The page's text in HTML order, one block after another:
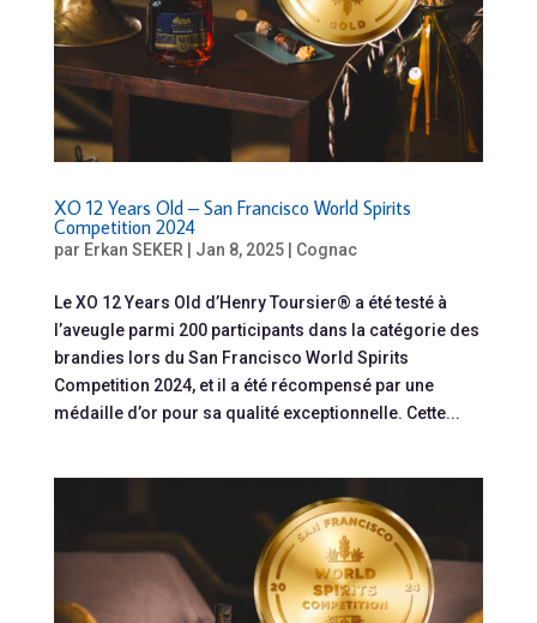
XO 12 Years Old – San Francisco World Spirits
Competition 2024
par Erkan SEKER Jan 8, 2025| Cognac
Le XO 12 Years Old d’Henry Toursier® a été testé à
l’aveugle parmi 200 participants dans la catégorie des
brandies lors du San Francisco World Spirits
Competition 2024, et il a été récompensé par une
médaille d’or pour sa qualité exceptionnelle. Cette...